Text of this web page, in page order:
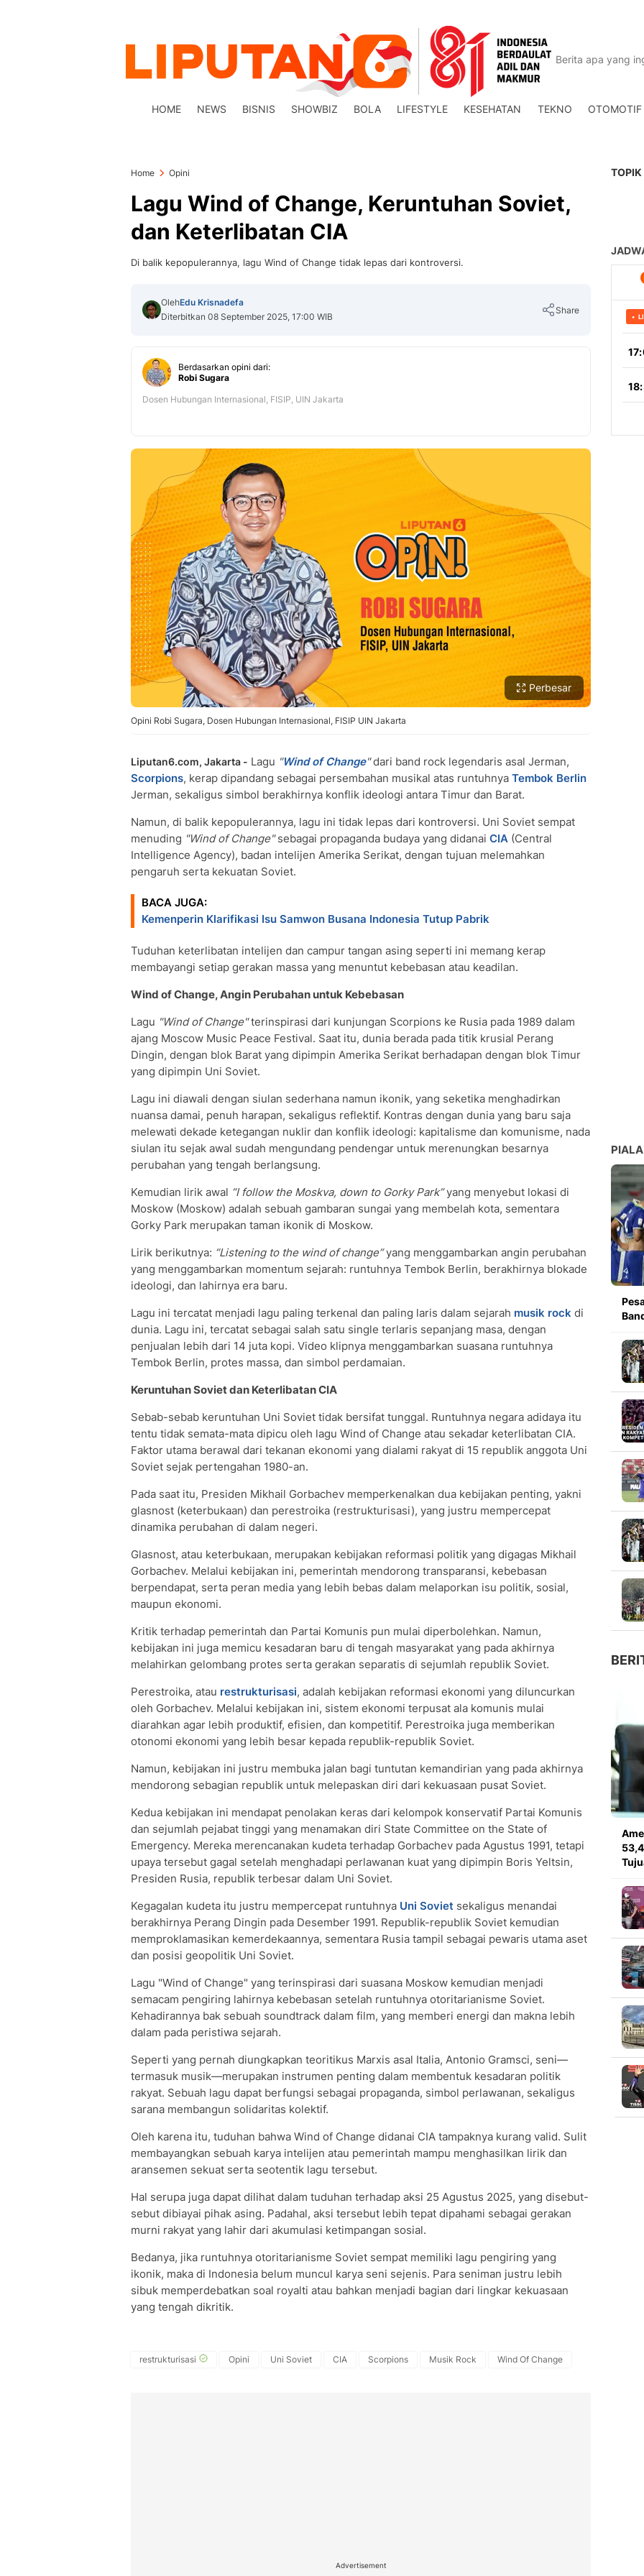
HOME NEWS BISNIS SHOWBIZ BOLA LIFESTYLE KESEHATAN TEKNO OTOMOTIF
Home Opini
Lagu Wind of Change, Keruntuhan Soviet,
dan Keterlibatan CIA
Di balik kepopulerannya, lagu Wind of Change tidak lepas dari kontroversi.
OlehEdu Krisnadefa
Diterbitkan 08 September 2025, 17:00 WIB
Share
Berdasarkan opini dari:
Robi Sugara
Dosen Hubungan Internasional, FISIP, UIN Jakarta
Perbesar
Opini Robi Sugara, Dosen Hubungan Internasional, FISIP UIN Jakarta
Liputan6.com, Jakarta - Lagu "Wind of Change"dari band rock legendaris asal Jerman,
Scorpions, kerap dipandang sebagai persembahan musikal atas runtuhnya Tembok Berlin
Jerman, sekaligus simbol berakhirnya konflik ideologi antara Timur dan Barat.
Namun, di balik kepopulerannya, lagu ini tidak lepas dari kontroversi. Uni Soviet sempat
menuding "Wind of Change"sebagai propaganda budaya yang didanai CIA (Central
Intelligence Agency), badan intelijen Amerika Serikat, dengan tujuan melemahkan
pengaruh serta kekuatan Soviet.
BACA JUGA:
Kemenperin Klarifikasi Isu Samwon Busana Indonesia Tutup Pabrik
Tuduhan keterlibatan intelijen dan campur tangan asing seperti ini memang kerap
membayangi setiap gerakan massa yang menuntut kebebasan atau keadilan.
Wind of Change, Angin Perubahan untuk Kebebasan
Lagu "Wind of Change"terinspirasi dari kunjungan Scorpions ke Rusia pada 1989 dalam
ajang Moscow Music Peace Festival. Saat itu, dunia berada pada titik krusial Perang
Dingin, dengan blok Barat yang dipimpin Amerika Serikat berhadapan dengan blok Timur
yang dipimpin Uni Soviet.
Lagu ini diawali dengan siulan sederhana namun ikonik, yang seketika menghadirkan
nuansa damai, penuh harapan, sekaligus reflektif. Kontras dengan dunia yang baru saja
melewati dekade ketegangan nuklir dan konflik ideologi: kapitalisme dan komunisme, nada
siulan itu sejak awal sudah mengundang pendengar untuk merenungkan besarnya
perubahan yang tengah berlangsung.
Kemudian lirik awal “I follow the Moskva, down to Gorky Park”yang menyebut lokasi di
Moskow (Moskow) adalah sebuah gambaran sungai yang membelah kota, sementara
Gorky Park merupakan taman ikonik di Moskow.
Lirik berikutnya: “Listening to the wind of change”yang menggambarkan angin perubahan
yang menggambarkan momentum sejarah: runtuhnya Tembok Berlin, berakhirnya blokade
ideologi, dan lahirnya era baru.
Lagu ini tercatat menjadi lagu paling terkenal dan paling laris dalam sejarah musik rock di
dunia. Lagu ini, tercatat sebagai salah satu single terlaris sepanjang masa, dengan
penjualan lebih dari 14 juta kopi. Video klipnya menggambarkan suasana runtuhnya
Tembok Berlin, protes massa, dan simbol perdamaian.
Keruntuhan Soviet dan Keterlibatan CIA
Sebab-sebab keruntuhan Uni Soviet tidak bersifat tunggal. Runtuhnya negara adidaya itu
tentu tidak semata-mata dipicu oleh lagu Wind of Change atau sekadar keterlibatan CIA.
Faktor utama berawal dari tekanan ekonomi yang dialami rakyat di 15 republik anggota Uni
Soviet sejak pertengahan 1980-an.
Pada saat itu, Presiden Mikhail Gorbachev memperkenalkan dua kebijakan penting, yakni
glasnost (keterbukaan) dan perestroika (restrukturisasi), yang justru mempercepat
dinamika perubahan di dalam negeri.
Glasnost, atau keterbukaan, merupakan kebijakan reformasi politik yang digagas Mikhail
Gorbachev. Melalui kebijakan ini, pemerintah mendorong transparansi, kebebasan
berpendapat, serta peran media yang lebih bebas dalam melaporkan isu politik, sosial,
maupun ekonomi.
Kritik terhadap pemerintah dan Partai Komunis pun mulai diperbolehkan. Namun,
kebijakan ini juga memicu kesadaran baru di tengah masyarakat yang pada akhirnya
melahirkan gelombang protes serta gerakan separatis di sejumlah republik Soviet.
Perestroika, atau restrukturisasi, adalah kebijakan reformasi ekonomi yang diluncurkan
oleh Gorbachev. Melalui kebijakan ini, sistem ekonomi terpusat ala komunis mulai
diarahkan agar lebih produktif, efisien, dan kompetitif. Perestroika juga memberikan
otonomi ekonomi yang lebih besar kepada republik-republik Soviet.
Namun, kebijakan ini justru membuka jalan bagi tuntutan kemandirian yang pada akhirnya
mendorong sebagian republik untuk melepaskan diri dari kekuasaan pusat Soviet.
Kedua kebijakan ini mendapat penolakan keras dari kelompok konservatif Partai Komunis
dan sejumlah pejabat tinggi yang menamakan diri State Committee on the State of
Emergency. Mereka merencanakan kudeta terhadap Gorbachev pada Agustus 1991, tetapi
upaya tersebut gagal setelah menghadapi perlawanan kuat yang dipimpin Boris Yeltsin,
Presiden Rusia, republik terbesar dalam Uni Soviet.
Kegagalan kudeta itu justru mempercepat runtuhnya Uni Soviet sekaligus menandai
berakhirnya Perang Dingin pada Desember 1991. Republik-republik Soviet kemudian
memproklamasikan kemerdekaannya, sementara Rusia tampil sebagai pewaris utama aset
dan posisi geopolitik Uni Soviet.
Lagu "Wind of Change" yang terinspirasi dari suasana Moskow kemudian menjadi
semacam pengiring lahirnya kebebasan setelah runtuhnya otoritarianisme Soviet.
Kehadirannya bak sebuah soundtrack dalam film, yang memberi energi dan makna lebih
dalam pada peristiwa sejarah.
Seperti yang pernah diungkapkan teoritikus Marxis asal Italia, Antonio Gramsci, seni—
termasuk musik—merupakan instrumen penting dalam membentuk kesadaran politik
rakyat. Sebuah lagu dapat berfungsi sebagai propaganda, simbol perlawanan, sekaligus
sarana membangun solidaritas kolektif.
Oleh karena itu, tuduhan bahwa Wind of Change didanai CIA tampaknya kurang valid. Sulit
membayangkan sebuah karya intelijen atau pemerintah mampu menghasilkan lirik dan
aransemen sekuat serta seotentik lagu tersebut.
Hal serupa juga dapat dilihat dalam tuduhan terhadap aksi 25 Agustus 2025, yang disebut-
sebut dibiayai pihak asing. Padahal, aksi tersebut lebih tepat dipahami sebagai gerakan
murni rakyat yang lahir dari akumulasi ketimpangan sosial.
Bedanya, jika runtuhnya otoritarianisme Soviet sempat memiliki lagu pengiring yang
ikonik, maka di Indonesia belum muncul karya seni sejenis. Para seniman justru lebih
sibuk memperdebatkan soal royalti atau bahkan menjadi bagian dari lingkar kekuasaan
yang tengah dikritik.
restrukturisasi Opini Uni Soviet CIA Scorpions Musik Rock Wind Of Change
Advertisement
TOPIK